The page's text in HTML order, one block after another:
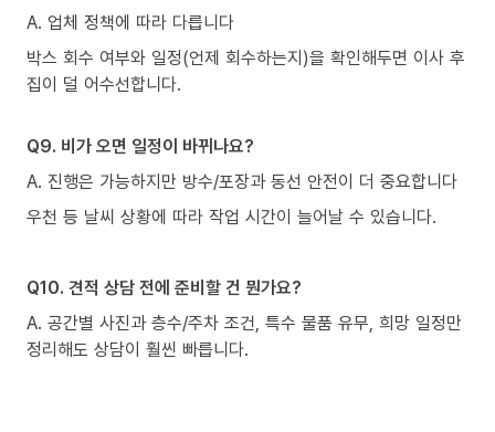
A. 업체 정책에 따라 다릅니다
박스 회수 여부와 일정(언제 회수하는지)을 확인해두면 이사 후
집이 덜 어수선합니다.
Q9. 비가 오면 일정이 바뀌나요?
A. 진행은 가능하지만 방수/포장과 동선 안전이 더 중요합니다
우천 등 날씨 상황에 따라 작업 시간이 늘어날 수 있습니다.
Q10. 견적 상담 전에 준비할 건 뭔가요?
A. 공간별 사진과 층수/주차 조건, 특수 물품 유무, 희망 일정만
정리해도 상담이 훨씬 빠릅니다.